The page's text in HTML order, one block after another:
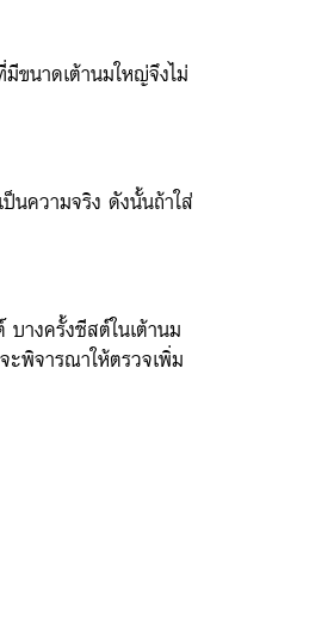
มีขนาดเต้านมใหญ่จึงไม่
ป็นความจริง ดังนั้นถ้าใส่
บางครั้งซีสต์ในเต้านม
พิจารณาให้ตรวจเพิ่ม